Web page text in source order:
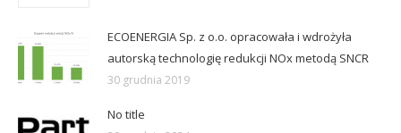
ECOENERGIA Sp. z o.o. opracowała i wdrożyła
autorską technologię redukcji NOx metodą SNCR
30 grudnia 2019
No title